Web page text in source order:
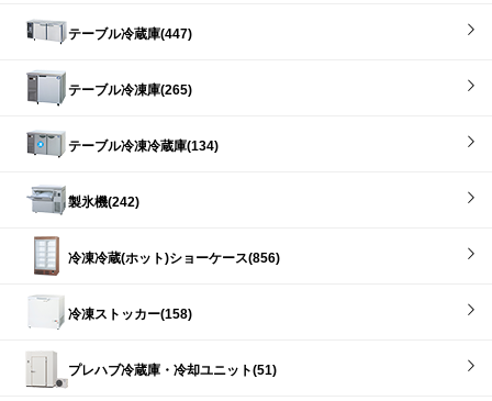
テーブル冷蔵庫(447)
テーブル冷凍庫(265)
テーブル冷凍冷蔵庫(134)
製氷機(242)
冷凍冷蔵(ホット)ショーケース(856)
冷凍ストッカー(158)
プレハブ冷蔵庫・冷却ユニット(51)